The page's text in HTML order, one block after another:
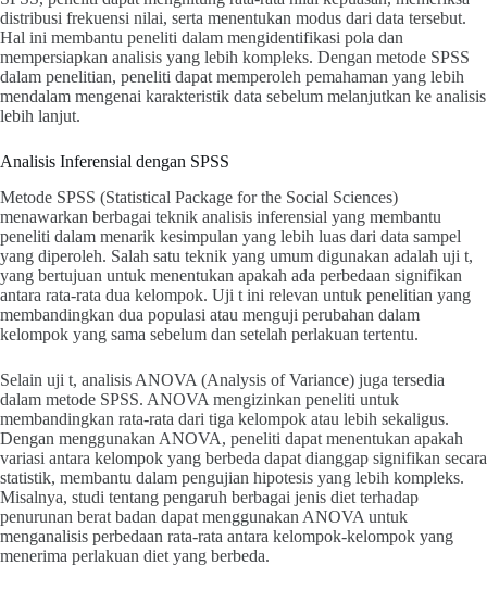
distribusi frekuensi nilai, serta menentukan modus dari data tersebut.
Hal ini membantu peneliti dalam mengidentifikasi pola dan
mempersiapkan analisis yang lebih kompleks. Dengan metode SPSS
dalam penelitian, peneliti dapat memperoleh pemahaman yang lebih
mendalam mengenai karakteristik data sebelum melanjutkan ke analisis
lebih lanjut.
Analisis Inferensial dengan SPSS
Metode SPSS (Statistical Package for the Social Sciences)
menawarkan berbagai teknik analisis inferensial yang membantu
peneliti dalam menarik kesimpulan yang lebih luas dari data sampel
yang diperoleh. Salah satu teknik yang umum digunakan adalah uji t,
yang bertujuan untuk menentukan apakah ada perbedaan signifikan
antara rata-rata dua kelompok. Uji t ini relevan untuk penelitian yang
membandingkan dua populasi atau menguji perubahan dalam
kelompok yang sama sebelum dan setelah perlakuan tertentu.
Selain uji t, analisis ANOVA (Analysis of Variance) juga tersedia
dalam metode SPSS. ANOVA mengizinkan peneliti untuk
membandingkan rata-rata dari tiga kelompok atau lebih sekaligus.
Dengan menggunakan ANOVA, peneliti dapat menentukan apakah
variasi antara kelompok yang berbeda dapat dianggap signifikan secara
statistik, membantu dalam pengujian hipotesis yang lebih kompleks.
Misalnya, studi tentang pengaruh berbagai jenis diet terhadap
penurunan berat badan dapat menggunakan ANOVA untuk
menganalisis perbedaan rata-rata antara kelompok-kelompok yang
menerima perlakuan diet yang berbeda.